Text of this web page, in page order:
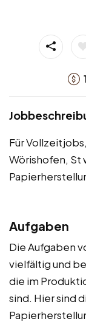
Für
Wörishofen,
Aufgaben
Die Aufgaben
vielfältig und
die im
sind. Hier sind